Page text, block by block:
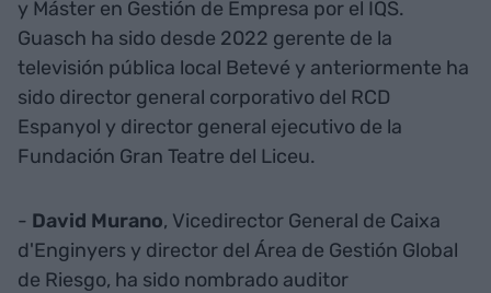
y Máster en Gestión de Empresa por el IQS.
Guasch ha sido desde 2022 gerente de la
televisión pública local Betevé y anteriormente ha
sido director general corporativo del RCD
Espanyol y director general ejecutivo de la
Fundación Gran Teatre del Liceu.
- David Murano, Vicedirector General de Caixa
d'Enginyers y director del Área de Gestión Global
de Riesgo, ha sido nombrado auditor